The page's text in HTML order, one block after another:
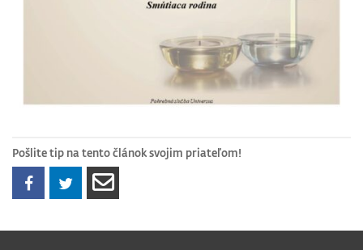
Pošlite tip na tento článok svojim priateľom!